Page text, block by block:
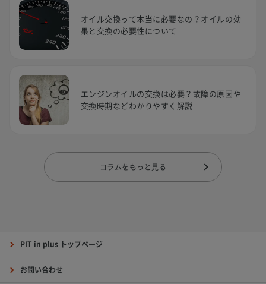
オイル交換って本当に必要なの？オイルの効
果と交換の必要性について
エンジンオイルの交換は必要？故障の原因や
交換時期などわかりやすく解説
コラムをもっと見る
PIT in plus トップページ
お問い合わせ